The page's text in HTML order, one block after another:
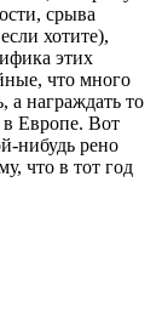
срыва
хотите),
этих
что много
а награждать то
в Европе. Вот
нибудь рено
что в тот год